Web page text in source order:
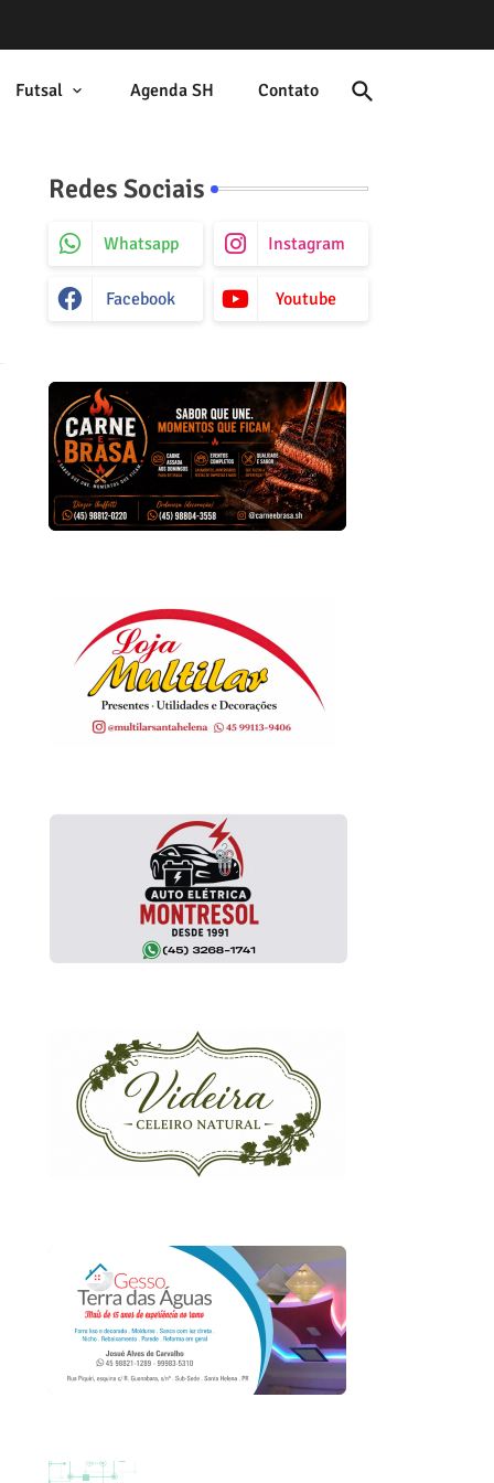
Futsal Agenda SH Contato
Redes Sociais
Whatsapp Instagram
Facebook Youtube